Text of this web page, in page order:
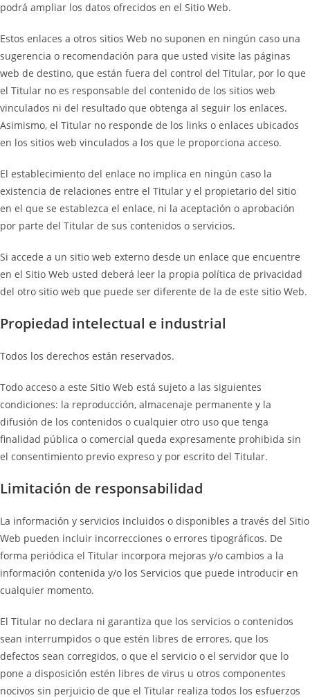
podrá ampliar los datos ofrecidos en el Sitio Web.
Estos enlaces a otros sitios Web no suponen en ningún caso una
sugerencia o recomendación para que usted visite las páginas
web de destino, que están fuera del control del Titular, por lo que
el Titular no es responsable del contenido de los sitios web
vinculados ni del resultado que obtenga al seguir los enlaces.
Asimismo, el Titular no responde de los links o enlaces ubicados
en los sitios web vinculados a los que le proporciona acceso.
El establecimiento del enlace no implica en ningún caso la
existencia de relaciones entre el Titular y el propietario del sitio
en el que se establezca el enlace, ni la aceptación o aprobación
por parte del Titular de sus contenidos o servicios.
Si accede a un sitio web externo desde un enlace que encuentre
en el Sitio Web usted deberá leer la propia política de privacidad
del otro sitio web que puede ser diferente de la de este sitio Web.
Propiedad intelectual e industrial
Todos los derechos están reservados.
Todo acceso a este Sitio Web está sujeto a las siguientes
condiciones: la reproducción, almacenaje permanente y la
difusión de los contenidos o cualquier otro uso que tenga
finalidad pública o comercial queda expresamente prohibida sin
el consentimiento previo expreso y por escrito del Titular.
Limitación de responsabilidad
La información y servicios incluidos o disponibles a través del Sitio
Web pueden incluir incorrecciones o errores tipográficos. De
forma periódica el Titular incorpora mejoras y/o cambios a la
información contenida y/o los Servicios que puede introducir en
cualquier momento.
El Titular no declara ni garantiza que los servicios o contenidos
sean interrumpidos o que estén libres de errores, que los
defectos sean corregidos, o que el servicio o el servidor que lo
pone a disposición estén libres de virus u otros componentes
nocivos sin perjuicio de que el Titular realiza todos los esfuerzos